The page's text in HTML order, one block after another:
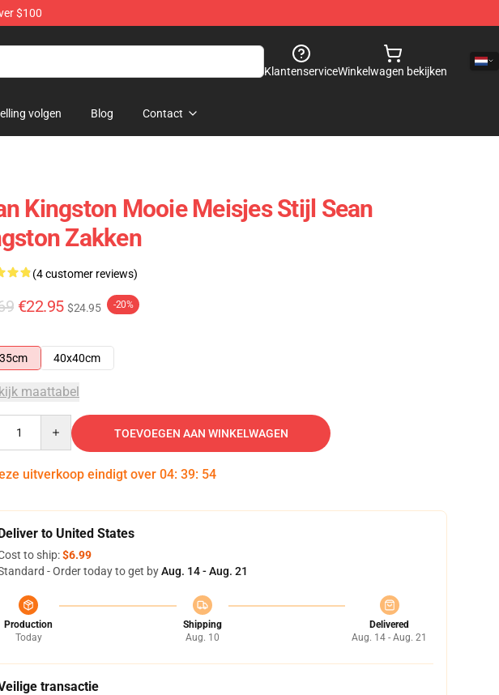
$100
KlantenserviceWinkelwagen bekijken
volgen Blog Contact
Kingston Mooie Meisjes Stijl Sean
Zakken
(4 customer reviews)
€22.95 $24.95 -20%
40x40cm
maattabel
TOEVOEGEN AAN WINKELWAGEN
uitverkoop eindigt over 04: 39: 53
to United States
to ship:$6.99
- Order today to get byAug. 14 - Aug. 21
Production
Today
Shipping
Aug. 10
Delivered
Aug. 14 - Aug. 21
transactie